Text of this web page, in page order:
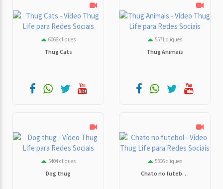
6066 cliques
Thug Cats
5571 cliques
Thug Animais
5404 cliques
Dog thug
5306 cliques
Chato no futeb. . .